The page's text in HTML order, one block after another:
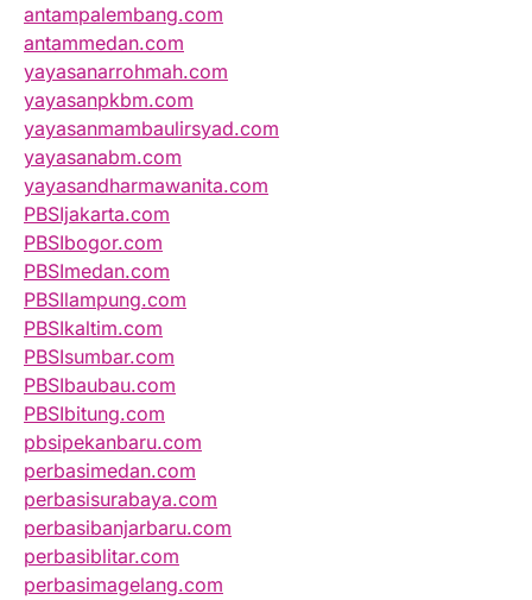
antampalembang.com
antammedan.com
yayasanarrohmah.com
yayasanpkbm.com
yayasanmambaulirsyad.com
yayasanabm.com
yayasandharmawanita.com
PBSIjakarta.com
PBSIbogor.com
PBSImedan.com
PBSIlampung.com
PBSIkaltim.com
PBSIsumbar.com
PBSIbaubau.com
PBSIbitung.com
pbsipekanbaru.com
perbasimedan.com
perbasisurabaya.com
perbasibanjarbaru.com
perbasiblitar.com
perbasimagelang.com